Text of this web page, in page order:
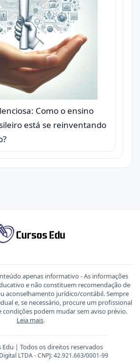
Como o ensino
está se reinventando
apenas informativo - As informações
e não constituem recomendação de
aconselhamento jurídico/contábil. Sempre
e, se necessário, procure um profissional
podem mudar sem aviso prévio.
Leia mais.
Edu | Todos os direitos reservados
LTDA - CNPJ: 42.921.663/0001-99